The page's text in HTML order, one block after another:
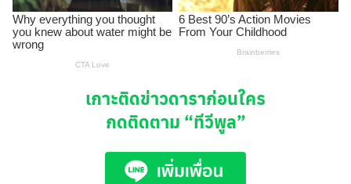
เกาะติดข่าวดาราก่อนใคร
กดติดตาม “ทีวีพูล”